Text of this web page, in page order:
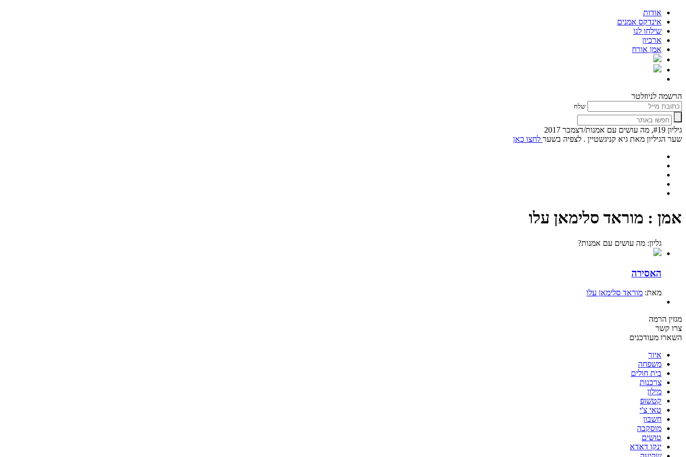
אודות
אינדקס אמנים
שילחו לנו
ארכיון
אמן אורח
הרשמה לניוזלטר
שלח
גיליון #19, מה עושים עם אמנות/דצמבר 2017
שער הגיליון מאת גיא קניגשטיין . לצפיה בשער לחצו כאן
אמן : מוראד סלימאן עלו
גליון: מה עושים עם אמנות?
האסירה
מאת: מוראד סלימאן עלו
מגזין הרמה
צרו קשר
השארו מעודכנים
איור
משפחה
בית חולים
צרכנות
מילון
קטשופ
טאי צ'י
חשבון
מוסקבה
טושים
ינקו דאדא